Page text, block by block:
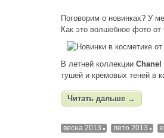
Поговорим о новинках? У
Как это волшебное фото от
В летней коллекции Chanel
тушей и кремовых теней в
Читать дальше →
весна 2013 лето 2013